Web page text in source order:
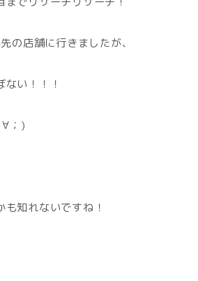
の店舗に行きましたが、
い！！！
∀；)
知れないですね！